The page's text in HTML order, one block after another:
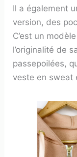
Il a également
version, des
C’est un
l’originalité de
passepoilées,
veste en sweat